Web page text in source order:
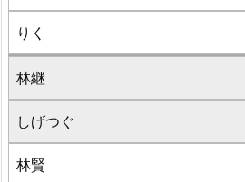
りく
林継
しげつぐ
林賢